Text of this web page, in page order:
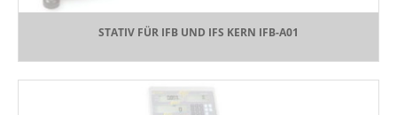
STATIV FÜR IFB UND IFS KERN IFB-A01